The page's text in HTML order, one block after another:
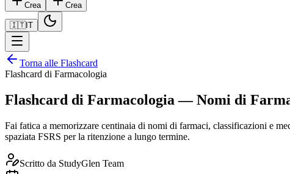
Crea Crea
🇮🇹IT
Torna alle Flashcard
Flashcard di Farmacologia
Flashcard di Farmacologia — Nomi di
Fai fatica a memorizzare centinaia di nomi di farmaci, classificazioni e
spaziata FSRS per la ritenzione a lungo termine.
Scritto da StudyGlen Team